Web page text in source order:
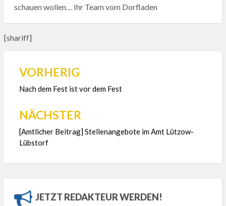
schauen wollen… Ihr Team vom Dorfladen
[shariff]
Beitragsnavigation
VORHERIG
Nach dem Fest ist vor dem Fest
NÄCHSTER
[Amtlicher Beitrag] Stellenangebote im Amt Lützow-
Lübstorf
JETZT REDAKTEUR WERDEN!